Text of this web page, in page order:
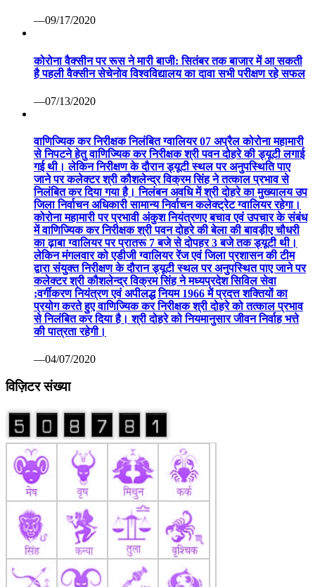
—09/17/2020
कोरोना वैक्सीन पर रूस ने मारी बाजी: सितंबर तक बाजार में आ सकती
है पहली वैक्सीन सेचेनोव विश्वविद्यालय का दावा सभी परीक्षण रहे सफल
—07/13/2020
वाणिज्यिक कर निरीक्षक निलंबित ग्वालियर 07 अप्रैल कोरोना महामारी
से निपटने हेतु वाणिज्यिक कर निरीक्षक श्री पवन दोहरे की ड्यूटी लगाई
गई थी। लेकिन निरीक्षण के दौरान ड्यूटी स्थल पर अनुपस्थिति पाए
जाने पर कलेक्टर श्री कौशलेन्द्र विक्रम सिंह ने तत्काल प्रभाव से
निलंबित कर दिया गया है। निलंबन अवधि में श्री दोहरे का मुख्यालय उप
जिला निर्वाचन अधिकारी सामान्य निर्वाचन कलेक्ट्रेट ग्वालियर रहेगा।
कोरोना महामारी पर प्रभावी अंकुश नियंत्रणए बचाव एवं उपचार के संबंध
में वाणिज्यिक कर निरीक्षक श्री पवन दोहरे की बेला की बावड़ीए चौधरी
का ढ़ाबा ग्वालियर पर प्रातरू 7 बजे से दोपहर 3 बजे तक ड्यूटी थी।
लेकिन मंगलवार को एडीजी ग्वालियर रेंज एवं जिला प्रशासन की टीम
द्वारा संयुक्त निरीक्षण के दौरान ड्यूटी स्थल पर अनुपस्थित पाए जाने पर
कलेक्टर श्री कौशलेन्द्र विक्रम सिंह ने मध्यप्रदेश सिविल सेवा
;वर्गीकरण नियंत्रण एवं अपीलद्ध नियम 1966 में प्रदत्त शक्तियों का
प्रयोग करते हुए वाणिज्यिक कर निरीक्षक श्री दोहरे को तत्काल प्रभाव
से निलंबित कर दिया है। श्री दोहरे को नियमानुसार जीवन निर्वाह भत्ते
की पात्रता रहेगी।
—04/07/2020
विज़िटर संख्या